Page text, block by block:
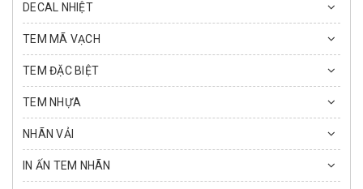
DECAL NHIỆT
TEM MÃ VẠCH
TEM ĐẶC BIỆT
TEM NHỰA
NHÃN VẢI
IN ẤN TEM NHÃN